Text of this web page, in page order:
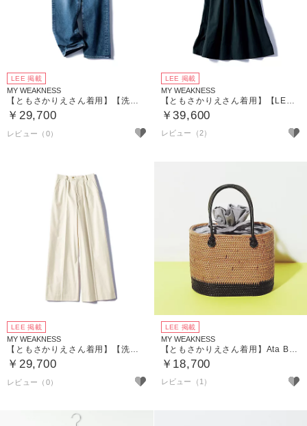
LEE 掲載
MY WEAKNESS
【ともさかりえさん着用】【洗える】Ruth Jeans （デニムパンツ）
￥29,700
LEE 掲載
MY WEAKNESS
【ともさかりえさん着用】【LEE別注】【洗える】Dress Agapanthus （リネンドルマンドレス）
￥39,600
レビュー（2）
LEE 掲載
MY WEAKNESS
【ともさかりえさん着用】【洗える】Wide Pantalon （コットンワイドパンツ）
￥29,700
LEE 掲載
MY WEAKNESS
【ともさかりえさん着用】Ata Bag Mini（ミニカゴバッグ）
￥18,700
レビュー（1）